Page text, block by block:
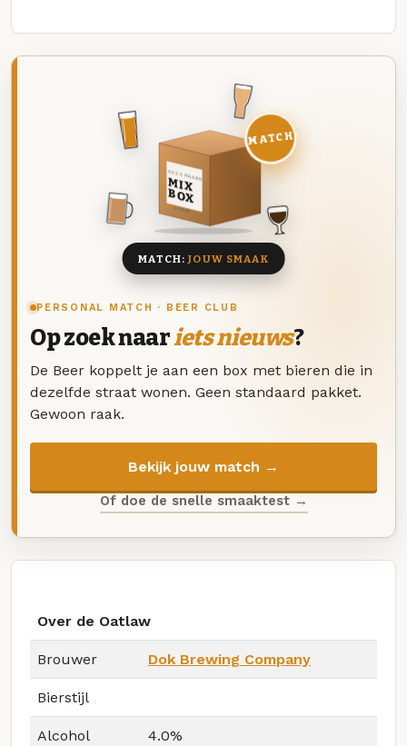
PERSONAL MATCH · BEER CLUB
Op zoek naariets nieuws?
De Beer koppelt je aan een box met bieren die in
dezelfde straat wonen. Geen standaard pakket.
Gewoon raak.
Bekijk jouw match →
Of doe de snelle smaaktest →
DEZE MAAND
MIX
BOX
8 BIEREN
MATCH
MATCH:JOUW SMAAK
Over de Oatlaw
Brouwer Dok Brewing Company
Bierstijl
Alcohol 4.0%